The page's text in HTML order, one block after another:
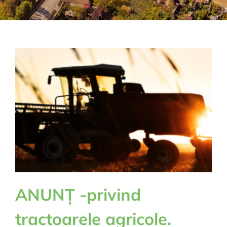
ANUNȚ -privind
tractoarele agricole.